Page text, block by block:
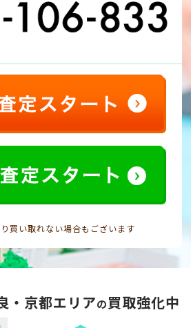
買い取れない場合もございます
・京都エリアの買取強化中